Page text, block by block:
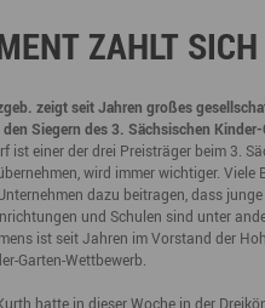
integrieren
(GDZ)
ZAHLT
zeigt seit Jahren großes
Siegern des 3. Sächsischen
einer der drei Preisträger beim 3.
wird immer wichtiger.
dazu beitragen, dass
und Schulen sind unter
ist seit Jahren im Vorstand der
Garten-Wettbewerb.
hatte in dieser Woche in der